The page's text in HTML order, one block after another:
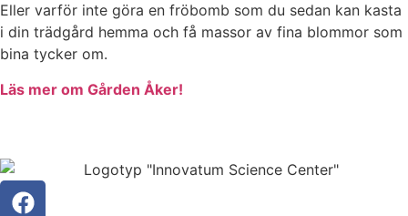
Eller varför inte göra en fröbomb som du sedan kan kasta
i din trädgård hemma och få massor av fina blommor som
bina tycker om.
Läs mer om Gården Åker!